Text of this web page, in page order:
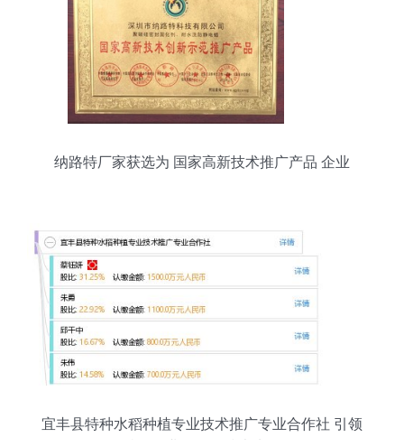
纳路特厂家获选为 国家高新技术推广产品 企业
宜丰县特种水稻种植专业技术推广专业合作社 引领